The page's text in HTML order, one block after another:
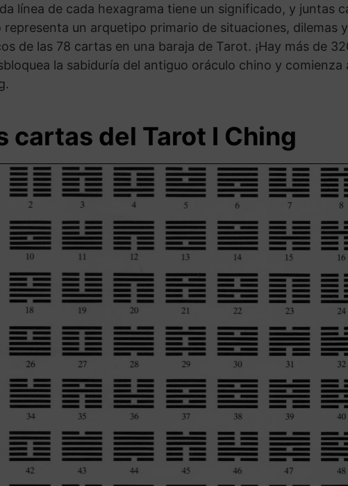
línea de cada hexagrama tiene un significado, y juntas
un arquetipo primario de situaciones, dilemas
de las 78 cartas en una baraja de Tarot. ¡Hay más de
la sabiduría del antiguo oráculo chino y
cartas del Tarot I Ching